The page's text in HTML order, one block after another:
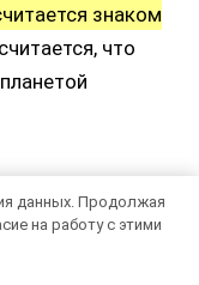
знаком
что
стать
данных. Продолжая
на работу с этими